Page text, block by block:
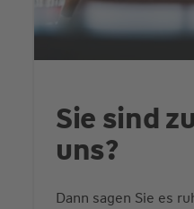
Sie sind
uns?
Dann sagen Sie es